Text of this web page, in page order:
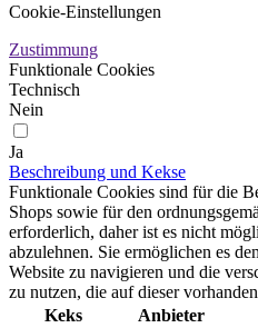
Cookie-Einstellungen
Zustimmung
Funktionale Cookies
Technisch
Nein
Ja
Beschreibung und Kekse
Funktionale Cookies sind für die
Shops sowie für den
erforderlich, daher ist es nicht
abzulehnen. Sie ermöglichen es
Website zu navigieren und die
zu nutzen, die auf dieser
Keks
Anbieter